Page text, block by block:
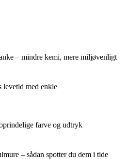
– mindre kemi, mere miljøvenligt
levetid med enkle
farve og udtryk
– sådan spotter du dem i tide